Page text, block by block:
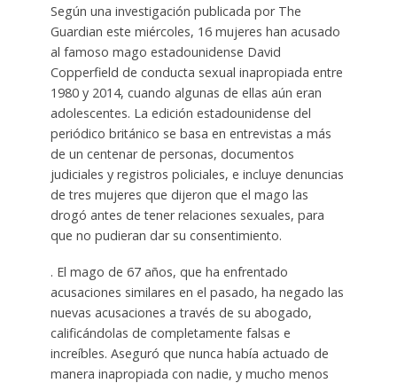
Según una investigación publicada por The
Guardian este miércoles, 16 mujeres han acusado
al famoso mago estadounidense David
Copperfield de conducta sexual inapropiada entre
1980 y 2014, cuando algunas de ellas aún eran
adolescentes. La edición estadounidense del
periódico británico se basa en entrevistas a más
de un centenar de personas, documentos
judiciales y registros policiales, e incluye denuncias
de tres mujeres que dijeron que el mago las
drogó antes de tener relaciones sexuales, para
que no pudieran dar su consentimiento.
. El mago de 67 años, que ha enfrentado
acusaciones similares en el pasado, ha negado las
nuevas acusaciones a través de su abogado,
calificándolas de completamente falsas e
increíbles. Aseguró que nunca había actuado de
manera inapropiada con nadie, y mucho menos